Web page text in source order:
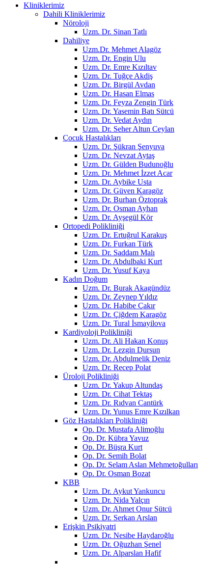
Kliniklerimiz
Dahili Kliniklerimiz
Nöroloji
Uzm. Dr. Sinan Tatlı
Dahiliye
Uzm.Dr. Mehmet Alagöz
Uzm. Dr. Engin Ulu
Uzm. Dr. Emre Kızıltav
Uzm. Dr. Tuğçe Akdiş
Uzm. Dr. Birgül Avdan
Uzm. Dr. Hasan Elmas
Uzm. Dr. Feyza Zengin Türk
Uzm. Dr. Yasemin Batı Sütcü
Uzm. Dr. Vedat Aydın
Uzm. Dr. Seher Altun Ceylan
Çocuk Hastalıkları
Uzm. Dr. Şükran Şenyuva
Uzm. Dr. Nevzat Aytaş
Uzm. Dr. Gülden Budunoğlu
Uzm. Dr. Mehmet İzzet Acar
Uzm. Dr. Aybike Usta
Uzm. Dr. Güven Karagöz
Uzm. Dr. Burhan Öztoprak
Uzm. Dr. Osman Ayhan
Uzm. Dr. Ayşegül Kör
Ortopedi Polikliniği
Uzm. Dr. Ertuğrul Karakuş
Uzm. Dr. Furkan Türk
Uzm. Dr. Saddam Malı
Uzm. Dr. Abdulbaki Kurt
Uzm. Dr. Yusuf Kaya
Kadın Doğum
Uzm. Dr. Burak Akagündüz
Uzm. Dr. Zeynep Yıldız
Uzm. Dr. Habibe Çakır
Uzm. Dr. Çiğdem Karagöz
Uzm. Dr. Tural İsmayilova
Kardiyoloji Polikliniği
Uzm. Dr. Ali Hakan Konuş
Uzm. Dr. Lezgin Dursun
Uzm. Dr. Abdulmelik Deniz
Uzm. Dr. Recep Polat
Üroloji Polikliniği
Uzm. Dr. Yakup Altundaş
Uzm. Dr. Cihat Tektaş
Uzm. Dr. Rıdvan Cantürk
Uzm. Dr. Yunus Emre Kızılkan
Göz Hastalıkları Polikliniği
Op. Dr. Mustafa Alimoğlu
Op. Dr. Kübra Yavuz
Op. Dr. Büşra Kurt
Op. Dr. Semih Bolat
Op. Dr. Selam Aslan Mehmetoğulları
Op. Dr. Osman Bozat
KBB
Uzm. Dr. Aykut Yankuncu
Uzm. Dr. Nida Yalçın
Uzm. Dr. Ahmet Onur Sütcü
Uzm. Dr. Serkan Arslan
Erişkin Psikiyatri
Uzm. Dr. Nesibe Haydaroğlu
Uzm. Dr. Oğuzhan Şenel
Uzm. Dr. Alparslan Hafif